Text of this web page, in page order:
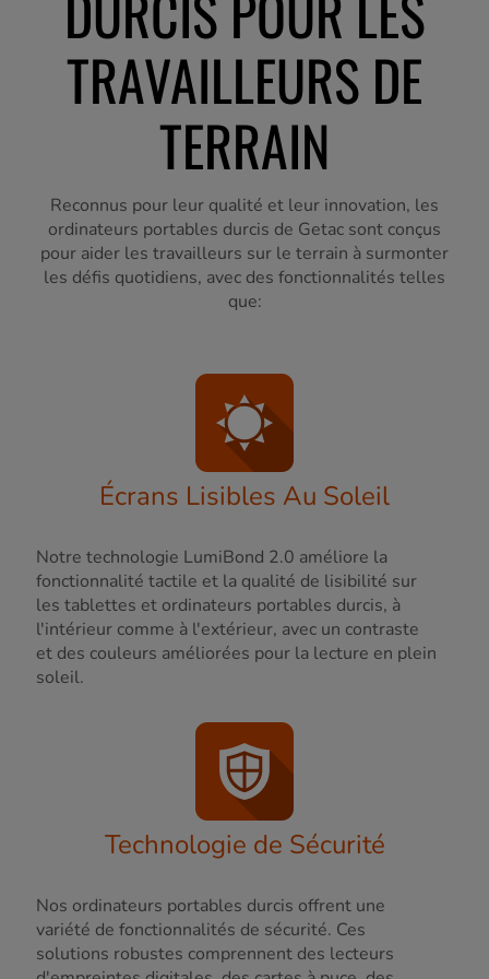
TRAVAILLEURS DE
TERRAIN
Reconnus pour leur qualité et leur innovation, les
ordinateurs portables durcis de Getac sont conçus
pour aider les travailleurs sur le terrain à surmonter
les défis quotidiens, avec des fonctionnalités telles
que:
Écrans Lisibles Au Soleil
Notre technologie LumiBond 2.0 améliore la
fonctionnalité tactile et la qualité de lisibilité sur
les tablettes et ordinateurs portables durcis, à
l'intérieur comme à l'extérieur, avec un contraste
et des couleurs améliorées pour la lecture en plein
soleil.
Technologie de Sécurité
Nos ordinateurs portables durcis offrent une
variété de fonctionnalités de sécurité. Ces
solutions robustes comprennent des lecteurs